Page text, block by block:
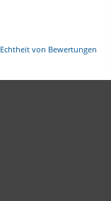
Echtheit von Bewertungen